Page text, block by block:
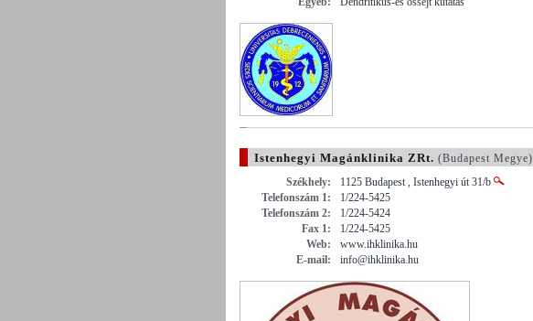
Istenhegyi Magánklinika ZRt. (Budapest Megye)
Székhely:
1125 Budapest , Istenhegyi út 31/b
Telefonszám 1:
1/224-5425
Telefonszám 2:
1/224-5424
Fax 1:
1/224-5425
Web:
www.ihklinika.hu
E-mail:
info@ihklinika.hu